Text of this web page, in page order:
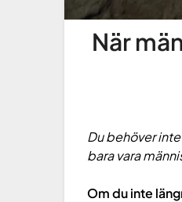
När
Du behöver
bara vara
Om du inte